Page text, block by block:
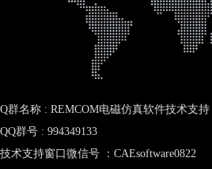
Q群名称 : REMCOM电磁仿真软件技术支持
QQ群号 : 994349133
技术支持窗口微信号 ：CAEsoftware0822